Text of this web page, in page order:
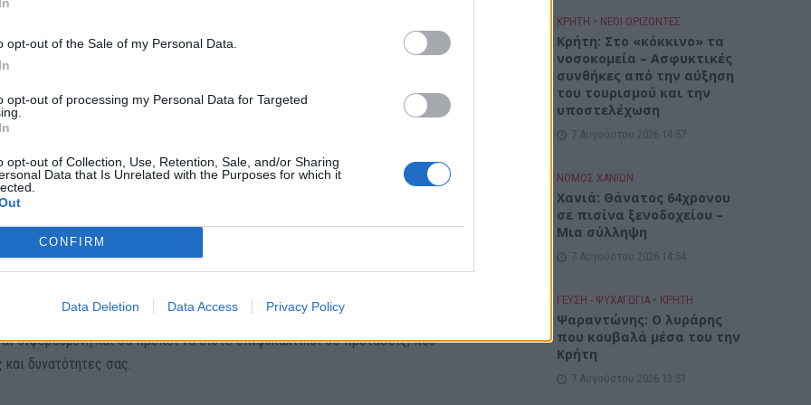
opt-out of the Sale of my Personal Data.
opt-out of processing my Personal Data for Targeted
opt-out of Collection, Use, Retention, Sale, and/or Sharing
Data that Is Unrelated with the Purposes for which it
CONFIRM
Data Deletion Data Access Privacy Policy
σας κάνει να νιώσετε ασφάλεια και να ασχοληθείτε περισσότερο με τον
περιβάλλοντος και οι περισσότερες ώρες που θα ασχοληθείτε
θα νιώσετε χαρούμενοι.
χρειάζεστε για να ανανεωθούν οι συνεργασίες και τα εργασιακά σας
τον συναισθηματικό σας κόσμο και θα δώσουν ένα ευχάριστο
και οικονομικά θέματα θα δοκιμαστούν.
την άνθιση που εσείς αναζητάτε, θα εξαρτηθούν βέβαια από την
διφορούμενη και θα πρέπει να είστε επιφυλακτικοί σε προτάσεις, που
και δυνατότητες σας.
ΚΡΗΤΗ • ΝΕΟΙ ΟΡΙΖΟΝΤΕΣ
Κρήτη: Στο «κόκκινο» τα
νοσοκομεία – Ασφυκτικές
συνθήκες από την αύξηση
του τουρισμού και την
υποστελέχωση
7 Αυγούστου 2026 14:57
ΝΟΜΌΣ ΧΑΝΊΩΝ
Χανιά: Θάνατος 64χρονου
σε πισίνα ξενοδοχείου –
Μια σύλληψη
7 Αυγούστου 2026 14:54
ΓΕΎΣΗ - ΨΥΧΑΓΩΓΊΑ • ΚΡΗΤΗ
Ψαραντώνης: Ο λυράρης
που κουβαλά μέσα του την
Κρήτη
7 Αυγούστου 2026 13:51